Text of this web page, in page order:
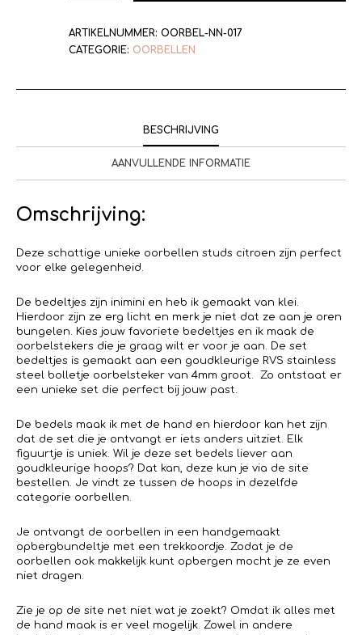
ARTIKELNUMMER: OORBEL-NN-017
CATEGORIE: OORBELLEN
BESCHRIJVING
AANVULLENDE INFORMATIE
Omschrijving:
Deze schattige unieke oorbellen studs citroen zijn perfect
voor elke gelegenheid.
De bedeltjes zijn inimini en heb ik gemaakt van klei.
Hierdoor zijn ze erg licht en merk je niet dat ze aan je oren
bungelen. Kies jouw favoriete bedeltjes en ik maak de
oorbelstekers die je graag wilt er voor je aan. De set
bedeltjes is gemaakt aan een goudkleurige RVS stainless
steel bolletje oorbelsteker van 4mm groot. Zo ontstaat er
een unieke set die perfect bij jouw past.
De bedels maak ik met de hand en hierdoor kan het zijn
dat de set die je ontvangt er iets anders uitziet. Elk
figuurtje is uniek. Wil je deze set bedels liever aan
goudkleurige hoops? Dat kan, deze kun je via de site
bestellen. Je vindt ze tussen de hoops in dezelfde
categorie oorbellen.
Je ontvangt de oorbellen in een handgemaakt
opbergbundeltje met een trekkoordje. Zodat je de
oorbellen ook makkelijk kunt opbergen mocht je ze even
niet dragen.
Zie je op de site net niet wat je zoekt? Omdat ik alles met
de hand maak is er veel mogelijk. Zowel in andere